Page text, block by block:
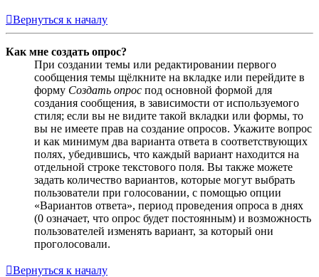
Вернуться к началу
Как мне создать опрос?
При создании темы или редактировании первого
сообщения темы щёлкните на вкладке или перейдите в
форму Создать опрос под основной формой для
создания сообщения, в зависимости от используемого
стиля; если вы не видите такой вкладки или формы, то
вы не имеете прав на создание опросов. Укажите вопрос
и как минимум два варианта ответа в соответствующих
полях, убедившись, что каждый вариант находится на
отдельной строке текстового поля. Вы также можете
задать количество вариантов, которые могут выбрать
пользователи при голосовании, с помощью опции
«Вариантов ответа», период проведения опроса в днях
(0 означает, что опрос будет постоянным) и возможность
пользователей изменять вариант, за который они
проголосовали.
Вернуться к началу